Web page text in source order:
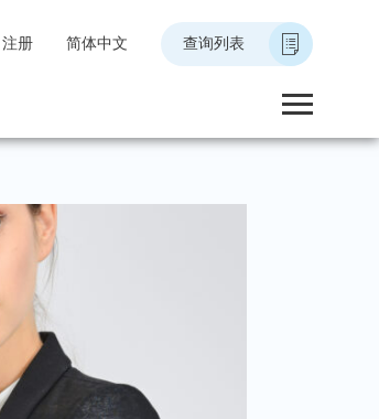
注册 简体中文 查询列表